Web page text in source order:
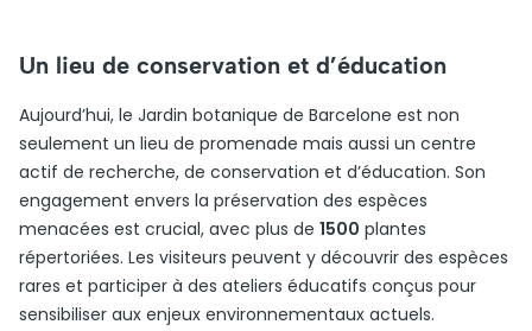
Un lieu de conservation et d’éducation
Aujourd’hui, le Jardin botanique de Barcelone est non
seulement un lieu de promenade mais aussi un centre
actif de recherche, de conservation et d’éducation. Son
engagement envers la préservation des espèces
menacées est crucial, avec plus de 1500 plantes
répertoriées. Les visiteurs peuvent y découvrir des espèces
rares et participer à des ateliers éducatifs conçus pour
sensibiliser aux enjeux environnementaux actuels.